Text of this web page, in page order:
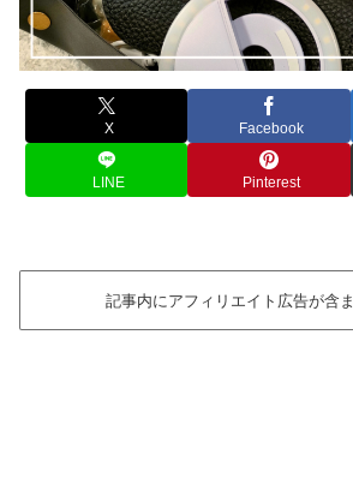
X Facebook
LINE Pinterest
記事内にアフィリエイト広告が含